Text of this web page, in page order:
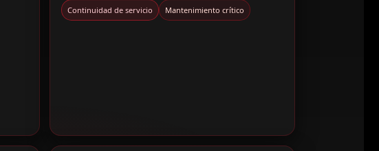
Continuidad de servicio Mantenimiento crítico